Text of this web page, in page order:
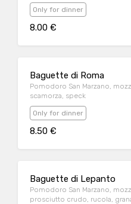
Only for dinner
8.00 €
Baguette di Roma
Pomodoro San Marzano,
scamorza, speck
Only for dinner
8.50 €
Baguette di Lepanto
Pomodoro San Marzano,
prosciutto crudo, rucola,